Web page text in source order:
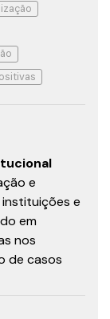
e
e
em
nos
de casos